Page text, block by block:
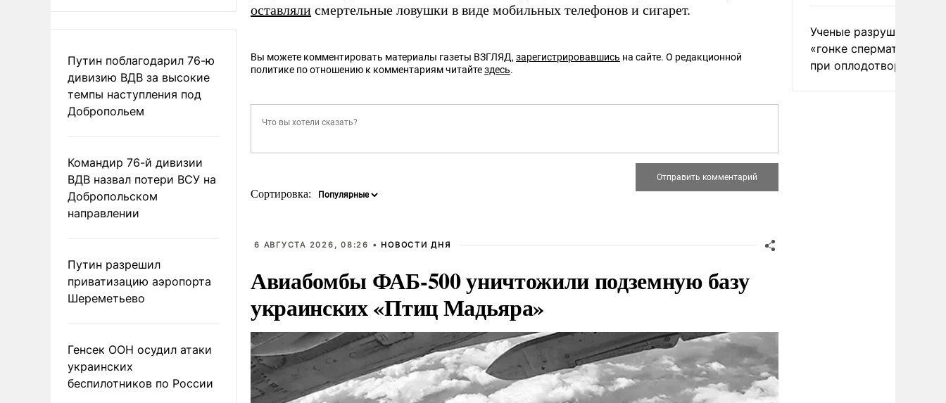
Путин поблагодарил 76-ю
дивизию ВДВ за высокие
темпы наступления под
Добропольем
Командир 76-й дивизии
ВДВ назвал потери ВСУ на
Добропольском
направлении
Путин разрешил
приватизацию аэропорта
Шереметьево
Генсек ООН осудил атаки
украинских
беспилотников по России
оставляли смертельные ловушки в виде мобильных телефонов и сигарет.
Вы можете комментировать материалы газеты ВЗГЛЯД, зарегистрировавшись на сайте. О редакционной
политике по отношению к комментариям читайтездесь.
Сортировка:
6 АВГУСТА 2026, 08:26 • НОВОСТИ ДНЯ
Авиабомбы ФАБ-500 уничтожили подземную базу
украинских «Птиц Мадьяра»
Ученые разрушили миф
«гонке
при оплодотворении